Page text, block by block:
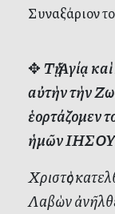
Συναξάριον
✥Τῇ Ἁγίᾳ
αὐτὴν τὴν
ἑορτάζομεν
ἡμῶν
Χριστὸς
Λαβὼν